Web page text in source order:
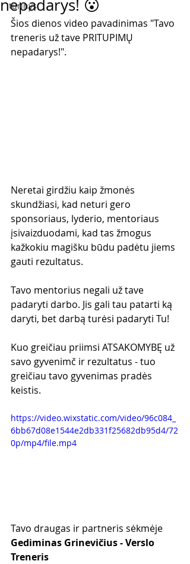
turinys
nepadarys! 😮
Šios dienos video pavadinimas "Tavo
treneris už tave PRITUPIMŲ
nepadarys!".
Neretai girdžiu kaip žmonės
skundžiasi, kad neturi gero
sponsoriaus, lyderio, mentoriaus
įsivaizduodami, kad tas žmogus
kažkokiu magišku būdu padėtu jiems
gauti rezultatus.
Tavo mentorius negali už tave
padaryti darbo. Jis gali tau patarti ką
daryti, bet darbą turėsi padaryti Tu!
Kuo greičiau priimsi ATSAKOMYBĘ už
savo gyvenimč ir rezultatus - tuo
greičiau tavo gyvenimas pradės
keistis.
https://video.wixstatic.com/video/96c084_
6bb67d08e1544e2db331f25682db95d4/72
0p/mp4/file.mp4
Tavo draugas ir partneris sėkmėje
Gediminas Grinevičius - Verslo
Treneris